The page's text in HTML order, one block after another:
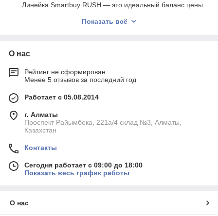
Линейка Smartbuy RUSH — это идеальный баланс цены
с оптическими сенсорами высокого разрешения,
и оснащения
Почему выбирают серию Smartbuy RUSH?
имеет более высокую наценку и привлекает
платежеспособную аудиторию.
✔Долговечность кабеля— большинство моделей
оснащены плетеным кабелем с ферритовым фильтром,
ладонь или коготь) снижает усталость руки при
многочасовой игре.
действиям в играх.
Показать всё
О нас
Рейтинг не сформирован
Менее 5 отзывов за последний год
Работает с 05.08.2014
г. Алматы
Проспект Райымбека, 221а/4 склад №3, Алматы,
Казахстан
Контакты
Сегодня работает с 09:00 до 18:00
Показать весь график работы
О нас